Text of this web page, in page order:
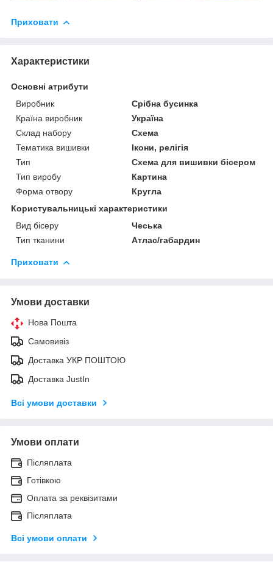
Приховати
Характеристики
Основні атрибути
Виробник
Срібна бусинка
Країна виробник
Україна
Склад набору
Схема
Тематика вишивки
Ікони, релігія
Тип
Схема для вишивки бісером
Тип виробу
Картина
Форма отвору
Кругла
Користувальницькі характеристики
Вид бісеру
Чеська
Тип тканини
Атлас/габардин
Приховати
Умови доставки
Нова Пошта
Самовивіз
Доставка УКР ПОШТОЮ
Доставка JustIn
Всі умови доставки
Умови оплати
Післяплата
Готівкою
Оплата за реквізитами
Післяплата
Всі умови оплати